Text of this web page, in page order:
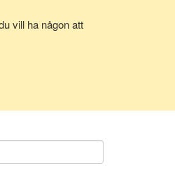
vill ha någon att